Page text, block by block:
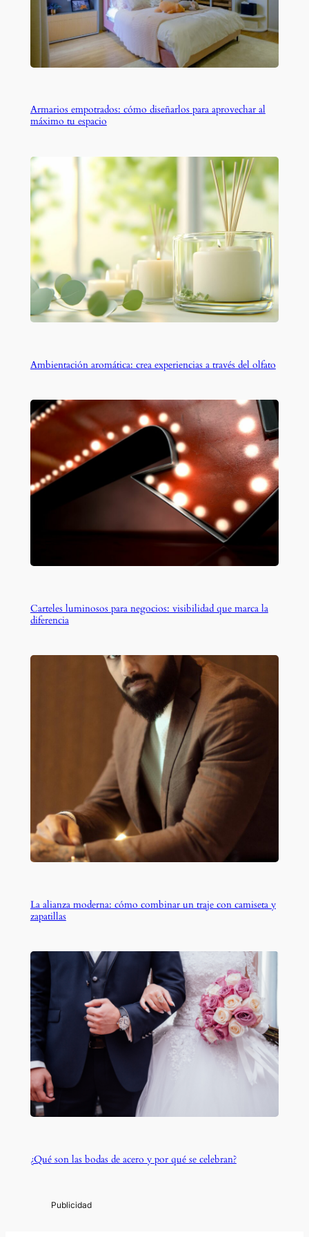
Armarios empotrados: cómo diseñarlos para aprovechar al
máximo tu espacio
Ambientación aromática: crea experiencias a través del olfato
Carteles luminosos para negocios: visibilidad que marca la
diferencia
La alianza moderna: cómo combinar un traje con camiseta y
zapatillas
¿Qué son las bodas de acero y por qué se celebran?